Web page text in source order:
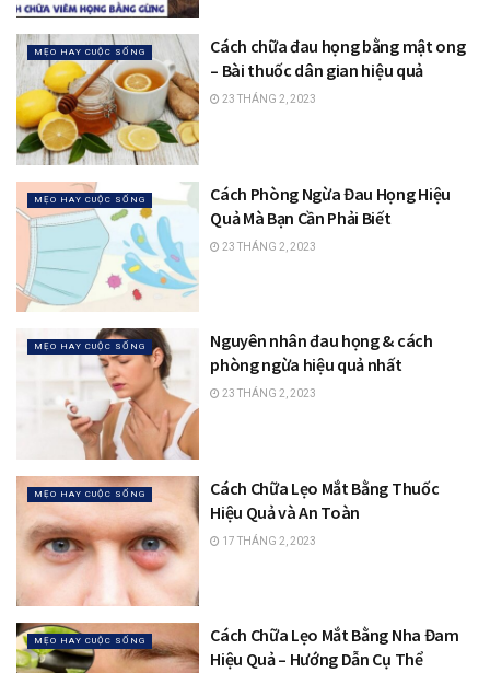
MẸO HAY CUỘC SỐNG
Cách chữa đau họng bằng mật ong
– Bài thuốc dân gian hiệu quả
23 THÁNG 2, 2023
MẸO HAY CUỘC SỐNG
Cách Phòng Ngừa Đau Họng Hiệu
Quả Mà Bạn Cần Phải Biết
23 THÁNG 2, 2023
MẸO HAY CUỘC SỐNG
Nguyên nhân đau họng & cách
phòng ngừa hiệu quả nhất
23 THÁNG 2, 2023
MẸO HAY CUỘC SỐNG
Cách Chữa Lẹo Mắt Bằng Thuốc
Hiệu Quả và An Toàn
17 THÁNG 2, 2023
MẸO HAY CUỘC SỐNG
Cách Chữa Lẹo Mắt Bằng Nha Đam
Hiệu Quả – Hướng Dẫn Cụ Thể